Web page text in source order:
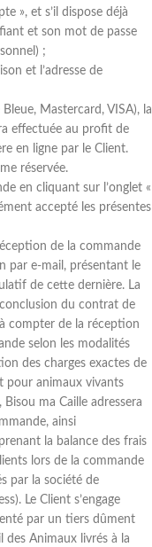
», et s’il dispose déjà
et son mot de passe
;
et l’adresse de
Mastercard, VISA), la
effectuée au profit de
en ligne par le Client.
réservée.
en cliquant sur l’onglet «
accepté les présentes
de la commande
par e-mail, présentant le
de cette dernière. La
du contrat de
compter de la réception
selon les modalités
des charges exactes de
pour animaux vivants
ma Caille adressera
ainsi
la balance des frais
lors de la commande
par la société de
Le Client s’engage
par un tiers dûment
des Animaux livrés à la